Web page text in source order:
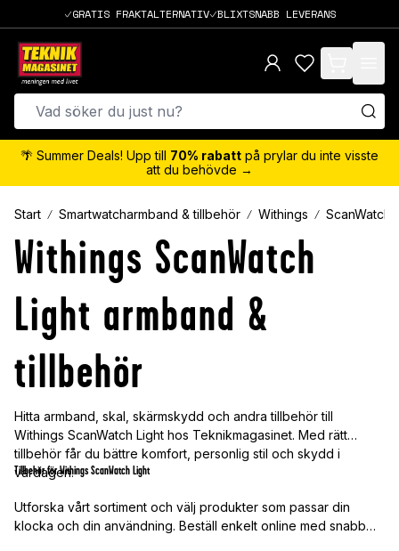
GRATIS FRAKTALTERNATIV BLIXTSNABB LEVERANS
items in cart,
🌴 Summer Deals! Upp till 70% rabatt på prylar du inte visste
att du behövde →
Start Smartwatcharmband & tillbehör Withings ScanWatch
Withings ScanWatch
Light armband &
tillbehör
Hitta armband, skal, skärmskydd och andra tillbehör till
Withings ScanWatch Light hos Teknikmagasinet. Med rätt
tillbehör får du bättre komfort, personlig stil och skydd i
vardagen.
Tillbehör för Withings ScanWatch Light
Utforska vårt sortiment och välj produkter som passar din
klocka och din användning. Beställ enkelt online med snabb